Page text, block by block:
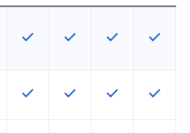
SKU có hỗ trợ tính năng này
check SKU có hỗ trợ tính năng
check SKU có hỗ trợ
check SKU có
check
SKU có hỗ trợ tính năng này
check SKU có hỗ trợ tính năng
check SKU có hỗ trợ
check SKU có
check